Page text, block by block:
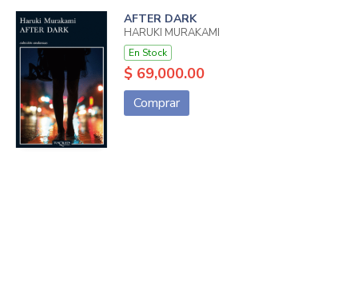
AFTER DARK
HARUKI MURAKAMI
En Stock
$ 69,000.00
Comprar